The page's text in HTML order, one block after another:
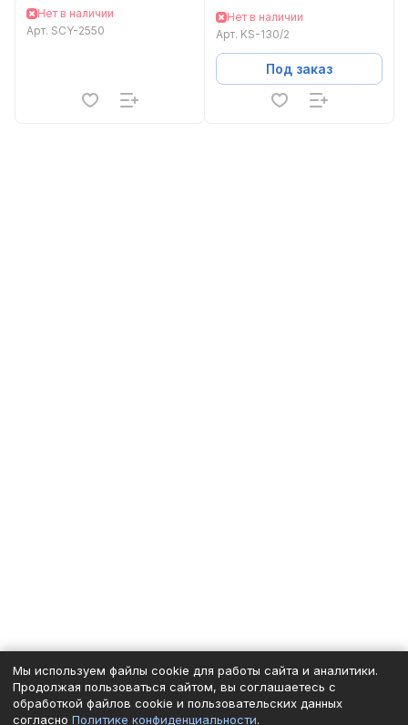
Нет в наличии
Арт. SCY-2550
Нет в наличии
Арт. KS-130/2
Под заказ
Мы используем файлы cookie для работы сайта и аналитики.
Продолжая пользоваться сайтом, вы соглашаетесь с
обработкой файлов cookie и пользовательских данных
согласно Политике конфиденциальности.